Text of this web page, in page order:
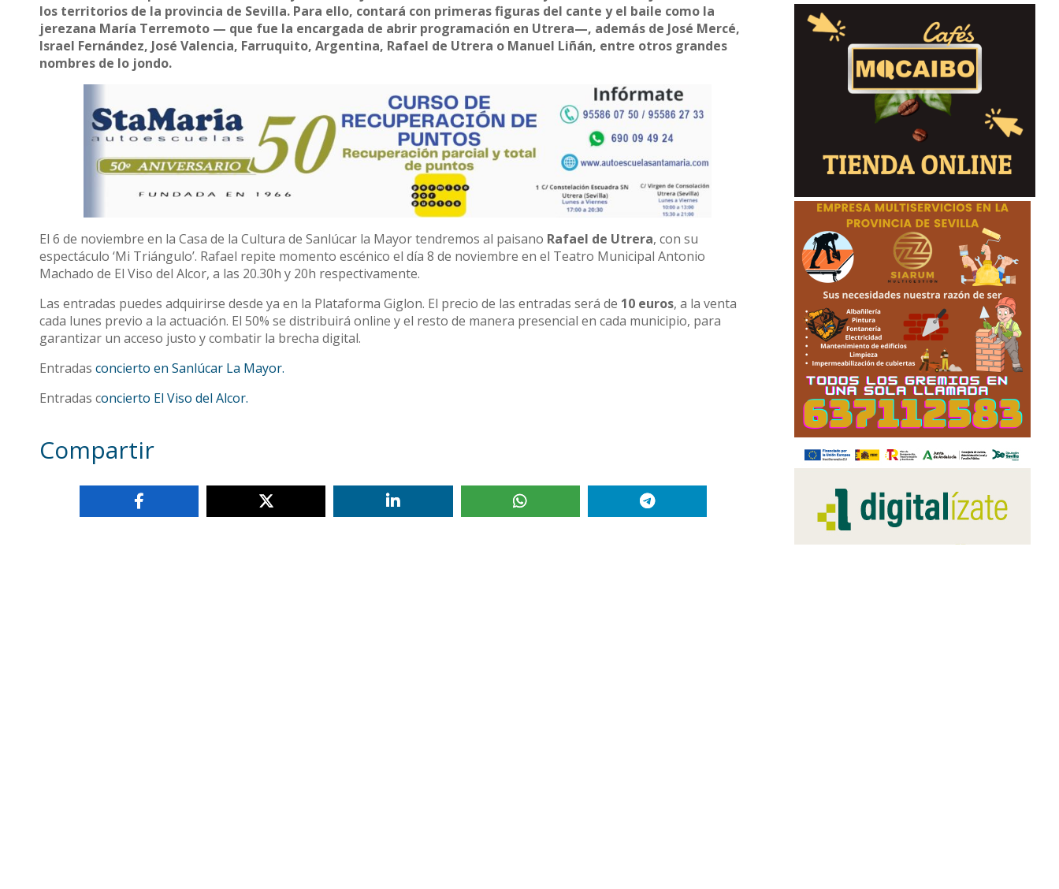
los territorios de la provincia de Sevilla. Para ello, contará con primeras figuras del cante y el baile como la
jerezana María Terremoto — que fue la encargada de abrir programación en Utrera—, además de José Mercé,
Israel Fernández, José Valencia, Farruquito, Argentina, Rafael de Utrera o Manuel Liñán, entre otros grandes
nombres de lo jondo.
El 6 de noviembre en la Casa de la Cultura de Sanlúcar la Mayor tendremos al paisano Rafael de Utrera, con su
espectáculo ‘Mi Triángulo’. Rafael repite momento escénico el día 8 de noviembre en el Teatro Municipal Antonio
Machado de El Viso del Alcor, a las 20.30h y 20h respectivamente.
Las entradas puedes adquirirse desde ya en la Plataforma Giglon. El precio de las entradas será de 10 euros, a la venta
cada lunes previo a la actuación. El 50% se distribuirá online y el resto de manera presencial en cada municipio, para
garantizar un acceso justo y combatir la brecha digital.
Entradasconcierto en Sanlúcar La Mayor.
Entradas concierto El Viso del Alcor.
Compartir